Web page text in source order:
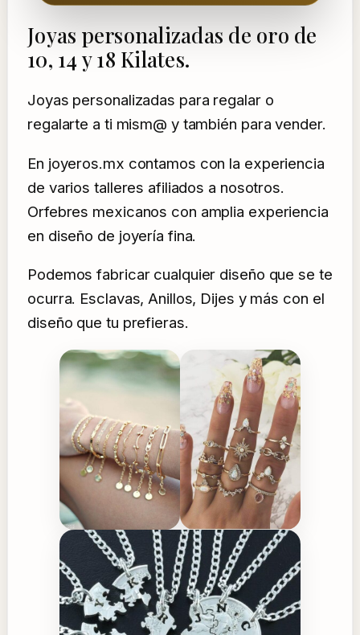
Joyas personalizadas de oro de
10, 14 y 18 Kilates.
Joyas personalizadas para regalar o
regalarte a ti mism@ y también para vender.
En joyeros.mx contamos con la experiencia
de varios talleres afiliados a nosotros.
Orfebres mexicanos con amplia experiencia
en diseño de joyería fina.
Podemos fabricar cualquier diseño que se te
ocurra. Esclavas, Anillos, Dijes y más con el
diseño que tu prefieras.